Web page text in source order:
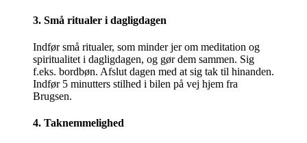
3. Små ritualer i dagligdagen
Indfør små ritualer, som minder jer om meditation og
spiritualitet i dagligdagen, og gør dem sammen. Sig
f.eks. bordbøn. Afslut dagen med at sig tak til hinanden.
Indfør 5 minutters stilhed i bilen på vej hjem fra
Brugsen.
4. Taknemmelighed